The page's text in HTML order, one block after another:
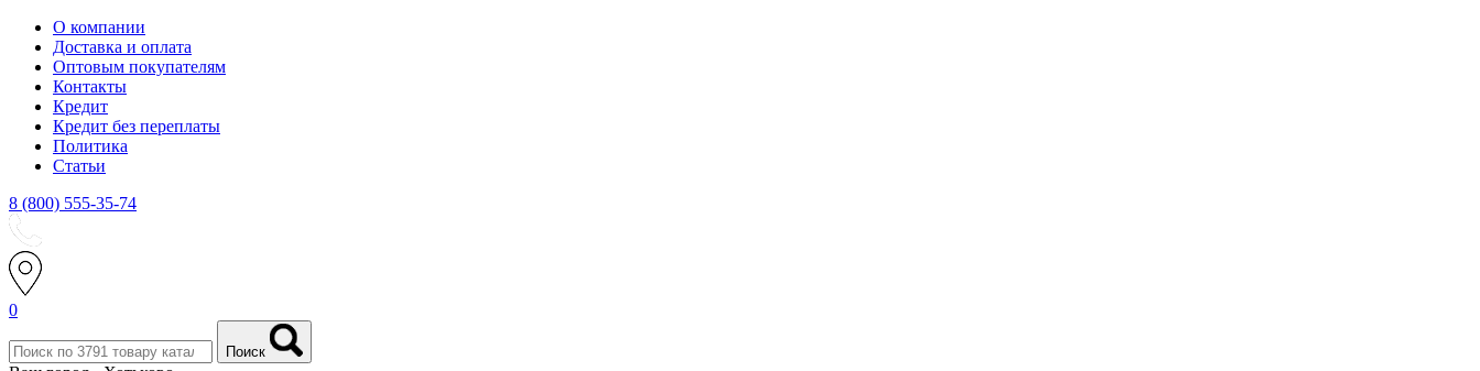
О компании
Доставка и оплата
Оптовым покупателям
Контакты
Кредит
Кредит без переплаты
Политика
Статьи
8 (800) 555-35-74
0
Поиск